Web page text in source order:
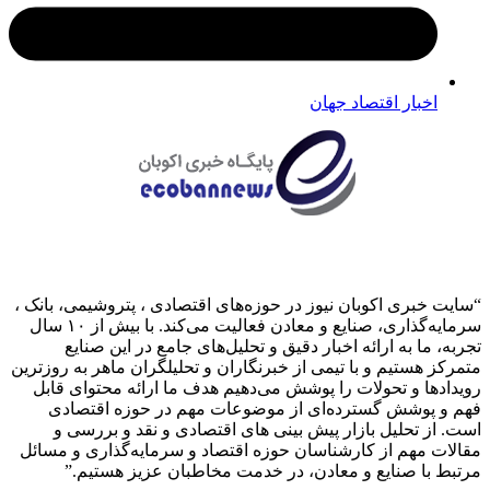
اخبار اقتصاد جهان
خبری اکوبان نیوز در حوزه‌های اقتصادی ، پتروشیمی، بانک ،
سرمایه‌گذاری، صنایع و معادن فعالیت می‌کند. با بیش از ۱۰ سال
ما به ارائه اخبار دقیق و تحلیل‌های جامع در این صنایع
هستیم و با تیمی از خبرنگاران و تحلیلگران ماهر به روزترین
و تحولات را پوشش می‌دهیم هدف ما ارائه محتوای قابل
پوشش گسترده‌ای از موضوعات مهم در حوزه اقتصادی
تحلیل بازار پیش بینی های اقتصادی و نقد و بررسی و
مهم از کارشناسان حوزه اقتصاد و سرمایه‌گذاری و مسائل
با صنایع و معادن، در خدمت مخاطبان عزیز هستیم.”